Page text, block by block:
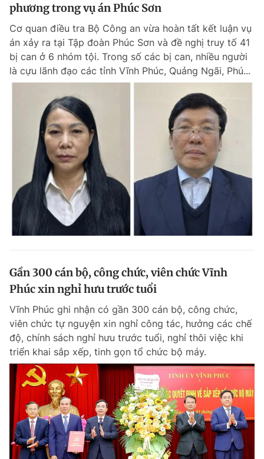
phương trong vụ án Phúc Sơn
Cơ quan điều tra Bộ Công an vừa hoàn tất kết luận vụ
án xảy ra tại Tập đoàn Phúc Sơn và đề nghị truy tố 41
bị can ở 6 nhóm tội. Trong số các bị can, nhiều người
là cựu lãnh đạo các tỉnh Vĩnh Phúc, Quảng Ngãi, Phú...
Gần 300 cán bộ, công chức, viên chức Vĩnh
Phúc xin nghỉ hưu trước tuổi
Vĩnh Phúc ghi nhận có gần 300 cán bộ, công chức,
viên chức tự nguyện xin nghỉ công tác, hưởng các chế
độ, chính sách nghỉ hưu trước tuổi, nghỉ thôi việc khi
triển khai sắp xếp, tinh gọn tổ chức bộ máy.